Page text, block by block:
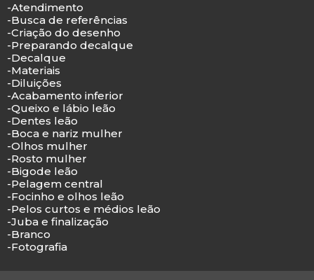
-Atendimento
-Busca de referências
-Criação do desenho
-Preparando decalque
-Decalque
-Materiais
-Diluições
-Acabamento inferior
-Queixo e lábio leão
-Dentes leão
-Boca e nariz mulher
-Olhos mulher
-Rosto mulher
-Bigode leão
-Pelagem central
-Focinho e olhos leão
-Pelos curtos e médios leão
-Juba e finalização
-Branco
-Fotografia